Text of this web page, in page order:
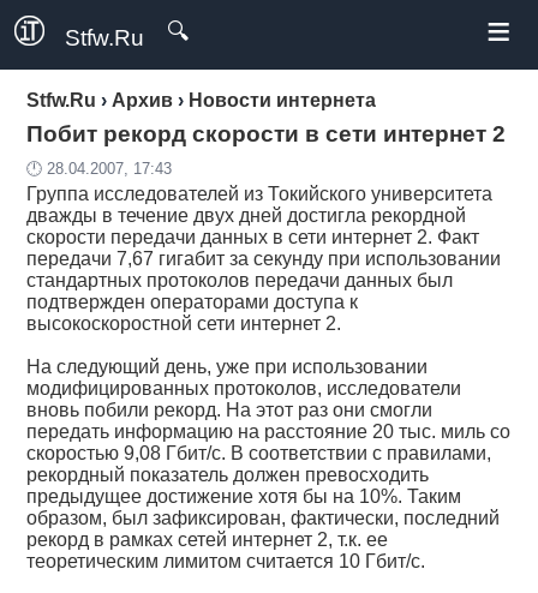
Stfw.Ru 🔍 ≡
Stfw.Ru › Архив › Новости интернета
Побит рекорд скорости в сети интернет 2
🕛 28.04.2007, 17:43
Группа исследователей из Токийского университета
дважды в течение двух дней достигла рекордной
скорости передачи данных в сети интернет 2. Факт
передачи 7,67 гигабит за секунду при использовании
стандартных протоколов передачи данных был
подтвержден операторами доступа к
высокоскоростной сети интернет 2.
На следующий день, уже при использовании
модифицированных протоколов, исследователи
вновь побили рекорд. На этот раз они смогли
передать информацию на расстояние 20 тыс. миль со
скоростью 9,08 Гбит/с. В соответствии с правилами,
рекордный показатель должен превосходить
предыдущее достижение хотя бы на 10%. Таким
образом, был зафиксирован, фактически, последний
рекорд в рамках сетей интернет 2, т.к. ее
теоретическим лимитом считается 10 Гбит/с.